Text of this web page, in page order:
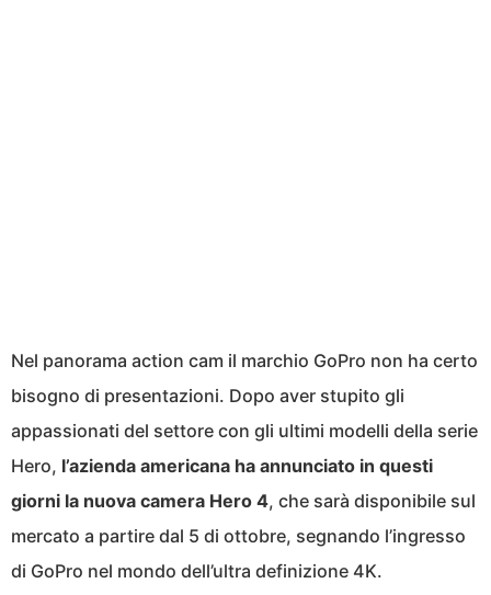
Nel panorama action cam il marchio GoPro non ha certo
bisogno di presentazioni. Dopo aver stupito gli
appassionati del settore con gli ultimi modelli della serie
Hero, l’azienda americana ha annunciato in questi
giorni la nuova camera Hero 4, che sarà disponibile sul
mercato a partire dal 5 di ottobre, segnando l’ingresso
di GoPro nel mondo dell’ultra definizione 4K.